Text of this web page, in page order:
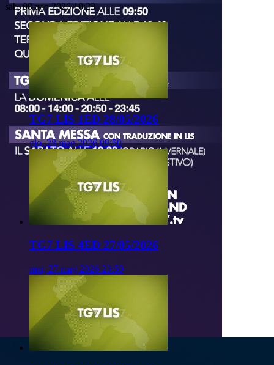
sab, 08 ago 2026 10:23
TG7 LIS 1ED 28/05/2026
gio, 28 mag 2026 09:50
TG7 LIS 4ED 27/05/2026
mer, 27 mag 2026 23:50